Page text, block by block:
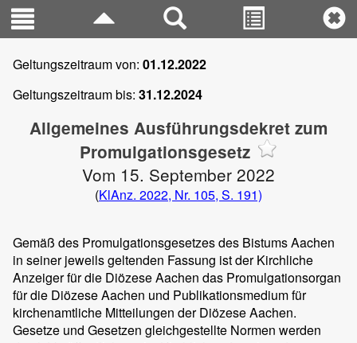
Geltungszeitraum von: 01.12.2022
Geltungszeitraum bis: 31.12.2024
Allgemeines Ausführungsdekret zum
Promulgationsgesetz
Vom 15. September 2022
(KlAnz. 2022, Nr. 105, S. 191)
Gemäß des Promulgationsgesetzes des Bistums Aachen
in seiner jeweils geltenden Fassung ist der Kirchliche
Anzeiger für die Diözese Aachen das Promulgationsorgan
für die Diözese Aachen und Publikationsmedium für
kirchenamtliche Mitteilungen der Diözese Aachen.
Gesetze und Gesetzen gleichgestellte Normen werden